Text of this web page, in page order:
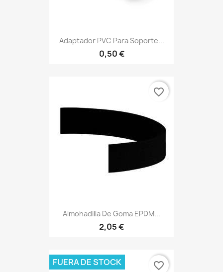
Adaptador PVC Para Soporte...
0,50 €
Almohadilla De Goma EPDM...
2,05 €
favorite_border
FUERA DE STOCK favorite_border